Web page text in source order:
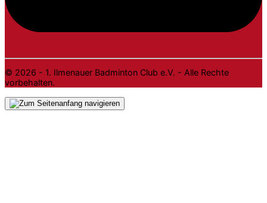
© 2026 - 1. Ilmenauer Badminton Club e.V. - Alle Rechte
vorbehalten.